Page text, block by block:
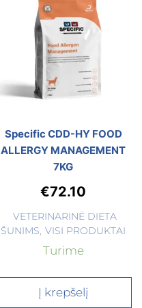
Specific CDD-HY FOOD
ALLERGY MANAGEMENT
7KG
€72.10
VETERINARINĖ DIETA
ŠUNIMS VISI PRODUKTAI
Turime
Į krepšelį